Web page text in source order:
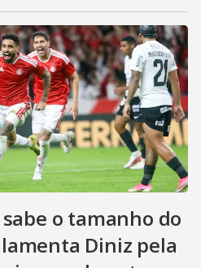
o tamanho do
Diniz pela